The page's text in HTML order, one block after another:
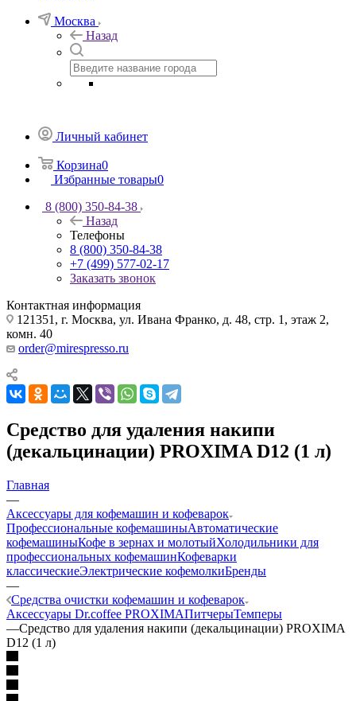
Москва
Назад
Личный кабинет
Корзина0
Избранные товары0
8 (800) 350-84-38
Назад
Телефоны
8 (800) 350-84-38
+7 (499) 577-02-17
Заказать звонок
Контактная информация
121351, г. Москва, ул. Ивана Франко, д. 48, стр. 1, этаж 2,
комн. 40
order@mirespresso.ru
Средство для удаления накипи
(декальцинации) PROXIMA D12 (1 л)
Главная
—
Аксессуары для кофемашин и кофеварок
Профессиональные кофемашиныАвтоматические
кофемашиныКофе в зернах и молотыйХолодильники для
профессиональных кофемашинКофеварки
классическиеЭлектрические кофемолкиБренды
—
Средства очистки кофемашин и кофеварок
Аксессуары Dr.coffee PROXIMAПитчерыТемперы
—Средство для удаления накипи (декальцинации) PROXIMA
D12 (1 л)